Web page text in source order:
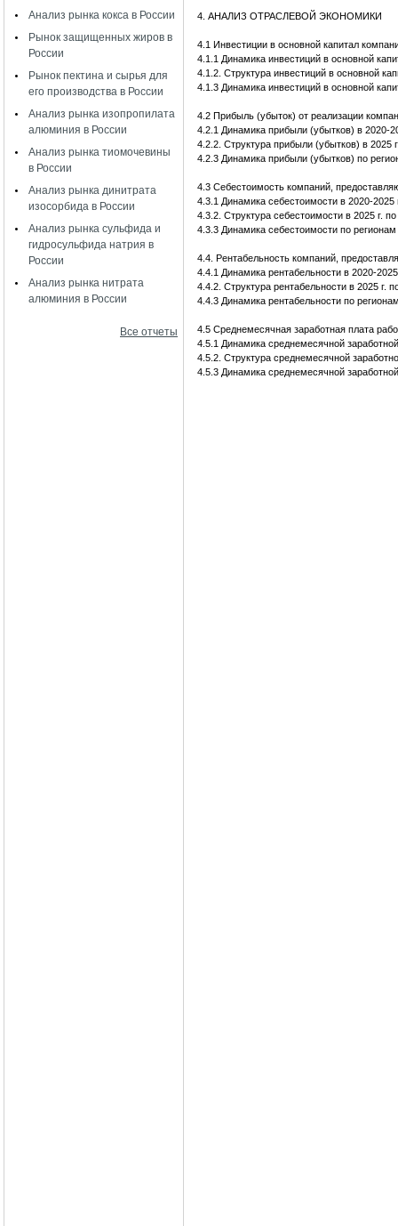
Анализ рынка кокса в России
Рынок защищенных жиров в
России
Рынок пектина и сырья для
его производства в России
Анализ рынка изопропилата
алюминия в России
Анализ рынка тиомочевины
в России
Анализ рынка динитрата
изосорбида в России
Анализ рынка сульфида и
гидросульфида натрия в
России
Анализ рынка нитрата
алюминия в России
Все отчеты
4. АНАЛИЗ ОТРАСЛЕВОЙ ЭКОНОМИКИ
4.1 Инвестиции в основной капитал
4.1.1 Динамика инвестиций в основной
4.1.2. Структура инвестиций в основной
4.1.3 Динамика инвестиций в основной
4.2 Прибыль (убыток) от реализации
4.2.1 Динамика прибыли (убытков) в 2020-
4.2.2. Структура прибыли (убытков) в
4.2.3 Динамика прибыли (убытков) по
4.3 Себестоимость компаний,
4.3.1 Динамика себестоимости в 2020-2025
4.3.2. Структура себестоимости в 2025 г.
4.3.3 Динамика себестоимости по
4.4. Рентабельность компаний,
4.4.1 Динамика рентабельности в 2020-2025
4.4.2. Структура рентабельности в 2025 г.
4.4.3 Динамика рентабельности по
4.5 Среднемесячная заработная плата
4.5.1 Динамика среднемесячной
4.5.2. Структура среднемесячной
4.5.3 Динамика среднемесячной